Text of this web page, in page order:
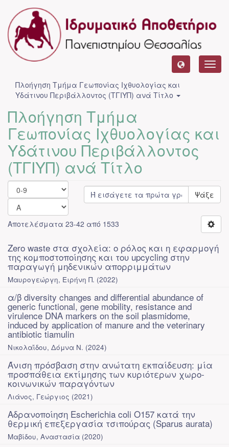
Πλοήγηση Τμήμα Γεωπονίας Ιχθυολογίας και
Υδάτινου Περιβάλλοντος (ΤΓΙΥΠ) ανά Τίτλο
Πλοήγηση Τμήμα
Γεωπονίας Ιχθυολογίας και
Υδάτινου Περιβάλλοντος
(ΤΓΙΥΠ) ανά Τίτλο
Ψάξε
Αποτελέσματα 23-42 από 1533
Zero waste στα σχολεία: ο ρόλος και η εφαρμογή
της κομποστοποίησης και του upcycling στην
παραγωγή μηδενικών απορριμμάτων
Μαυρογεώργη, Ειρήνη Π. (2022)
α/β diversity changes and differential abundance of
generic functional, gene mobility, resistance and
virulence DNA markers on the soil plasmidome,
induced by application of manure and the veterinary
antibiotic tiamulin
Νικολαΐδου, Δόμνα Ν. (2024)
Άνιση πρόσβαση στην ανώτατη εκπαίδευση: μία
προσπάθεια εκτίμησης των κυριότερων χωρο-
κοινωνικών παραγόντων
Λιάνος, Γεώργιος (2021)
Αδρανοποίηση Escherichia coli O157 κατά την
θερμική επεξεργασία τσιπούρας (Sparus aurata)
Μαβίδου, Αναστασία (2020)